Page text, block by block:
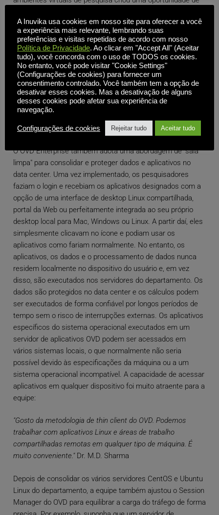
dos pesquisadores aos aplicativos.
O OVD Enterprise oferece suporte aos aplicativos baseados
em Windows e Linux, exigidos pelos pesquisadores, a um
custo muito menor do que as soluções concorrentes, como
o VMware Horizon.
"Quando analisamos as outras soluções no mercado, elas
não conseguiam oferecer o valor por dinheiro que o OVD
oferecia."Dr. M.D. Sharma
O OVD Enterprise também adota uma abordagem de "sala
limpa" para consolidar e proteger dados e aplicativos no
data center. Uma vez implementado, os pesquisadores
faziam o login e recebiam os aplicativos designados com a
opção de uma interface de desktop Linux compartilhada,
portal da Web ou perfeitamente integrada ao seu próprio
desktop local para Mac, Windows ou Linux. A partir daí, eles
simplesmente clicavam no ícone e podiam usar os
aplicativos como fariam normalmente. No entanto, os
aplicativos, os dados e o processamento de dados nunca
residem localmente no dispositivo do usuário e, em vez
disso, são executados nos servidores do departamento. Os
dados são protegidos no data center e os cálculos podem
ser executados de forma confiável por longos períodos de
tempo sem o risco de interrupções externas. Os aplicativos
específicos do sistema operacional executados em um
servidor de aplicativos OVD podem ser acessados em
vários sistemas locais, o que normalmente não seria
possível devido às especificações da máquina ou a um
sistema operacional incompatível. A capacidade de acessar
aplicativos em qualquer dispositivo foi muito atraente para a
equipe:
"Gosto da metodologia de thin client do OVD. Podemos
trabalhar com aplicativos Linux e áreas de trabalho
compartilhadas remotas em qualquer tipo de máquina. É
muito conveniente."Dr. M.D. Sharma
Depois de consolidar os vários servidores CentOS e Ubuntu
Linux do departamento, a equipe também ajustou o Session
Manager do OVD para equilibrar a carga do tráfego de forma
A Inuvika usa cookies em nosso site para oferecer a você
a experiência mais relevante, lembrando suas
preferências e visitas repetidas de acordo com nosso
Política de Privacidade. Ao clicar em "Accept All" (Aceitar
tudo), você concorda com o uso de TODOS os cookies.
No entanto, você pode visitar "Cookie Settings"
(Configurações de cookies) para fornecer um
consentimento controlado. Você também tem a opção de
desativar esses cookies. Mas a desativação de alguns
desses cookies pode afetar sua experiência de
navegação.
Configurações de cookies Rejeitar tudo Aceitar tudo